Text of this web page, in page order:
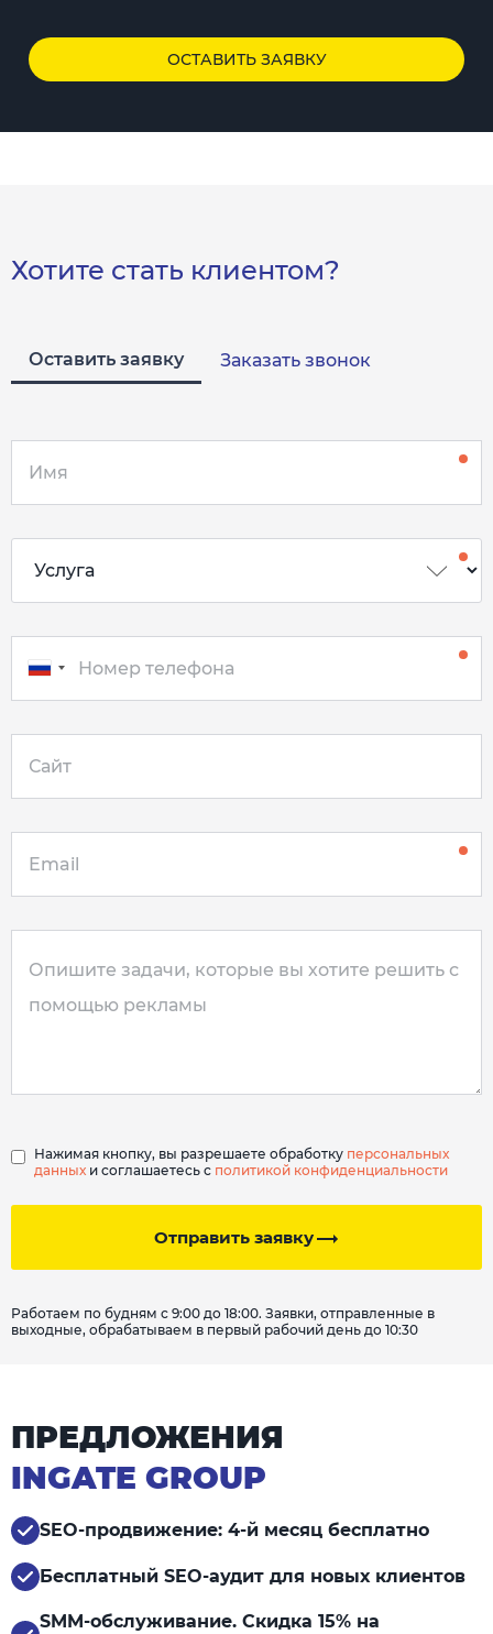
ОСТАВИТЬ ЗАЯВКУ
Хотите стать клиентом?
Оставить заявку Заказать звонок
Отправить заявку
Нажимая кнопку, вы разрешаете обработку персональных
данных и соглашаетесь с политикой конфиденциальности
Работаем по будням с 9:00 до 18:00. Заявки, отправленные в
выходные, обрабатываем в первый рабочий день до 10:30
ПРЕДЛОЖЕНИЯ
INGATE GROUP
SEO-продвижение: 4-й месяц бесплатно
Бесплатный SEO-аудит для новых клиентов
SMM-обслуживание. Скидка 15% на